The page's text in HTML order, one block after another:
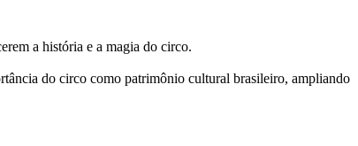
a história e a magia do circo.
do circo como patrimônio cultural brasileiro, ampliando